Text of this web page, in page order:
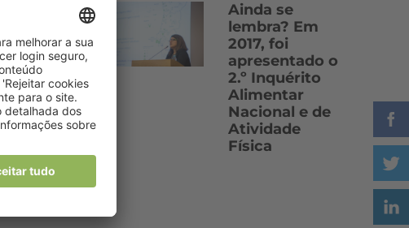
Ainda se
lembra? Em
2017, foi
apresentado o
2.º Inquérito
Alimentar
Nacional e de
Atividade
Física